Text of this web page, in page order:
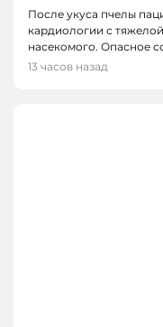
После укуса пчелы
кардиологии с
насекомого. Опасное
13 часов назад